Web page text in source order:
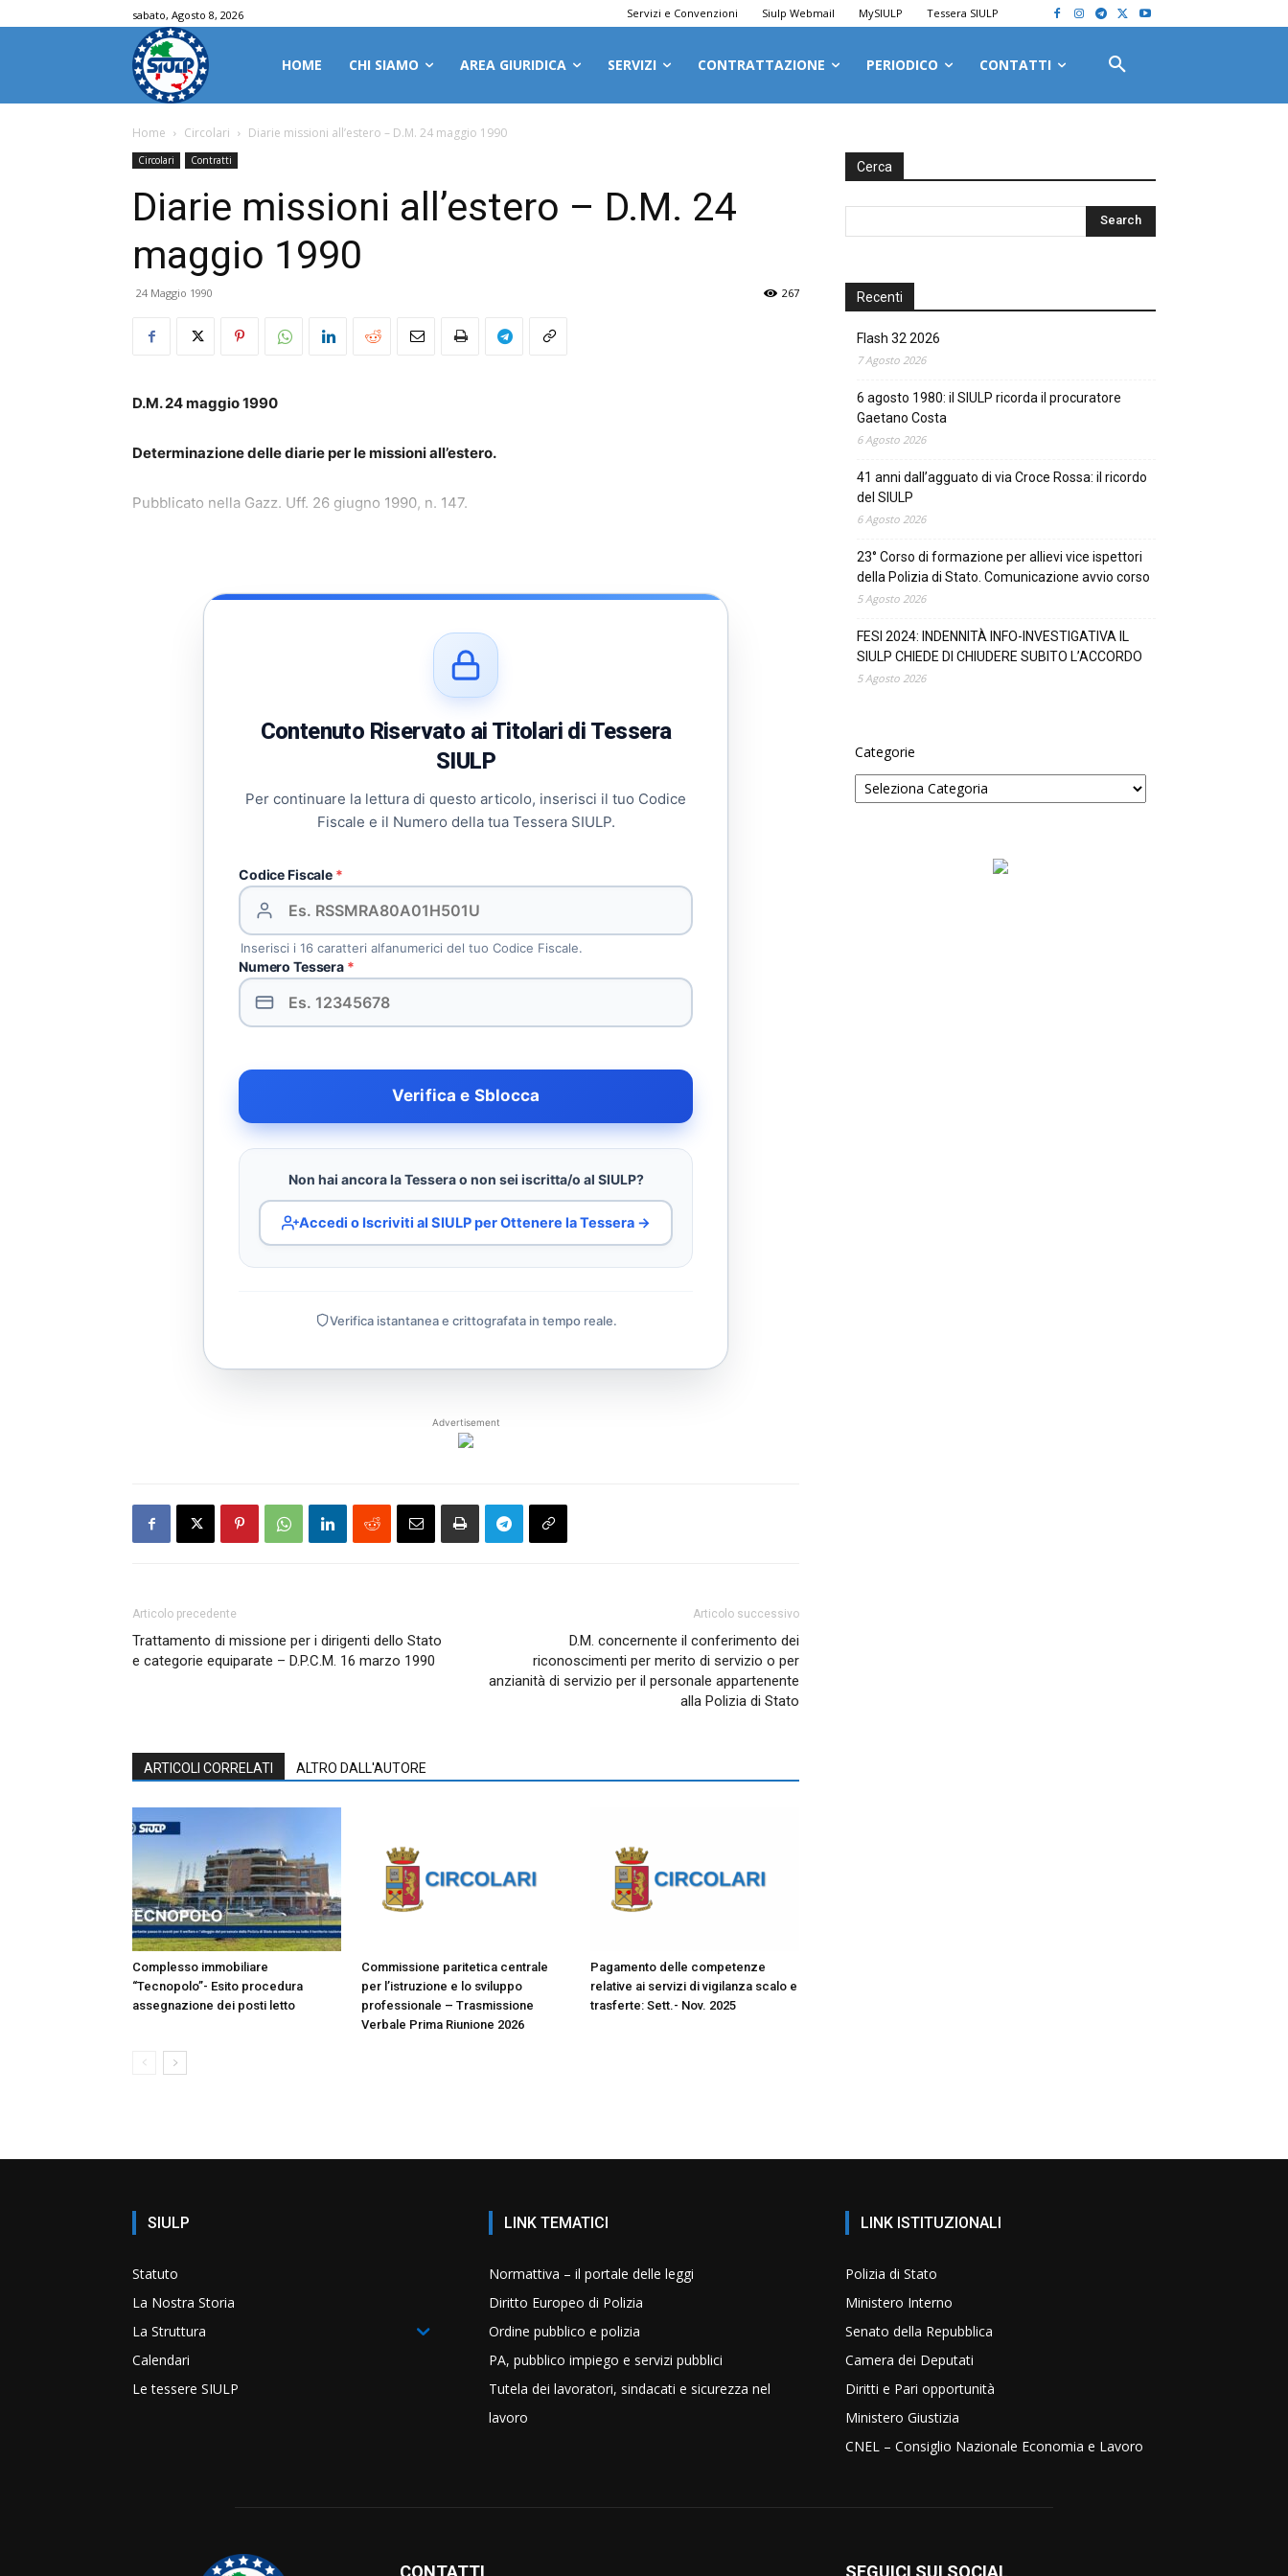
sabato, Agosto 8, 2026 Servizi e Convenzioni Siulp Webmail MySIULP Tessera SIULP
HOME CHI SIAMO AREA GIURIDICA SERVIZI CONTRATTAZIONE PERIODICO CONTATTI
Home Circolari Diarie missioni all’estero – D.M. 24 maggio 1990
Circolari Contratti
Diarie missioni all’estero – D.M. 24
maggio 1990
24 Maggio 1990 267
D.M. 24 maggio 1990
Determinazione delle diarie per le missioni all’estero.
Pubblicato nella Gazz. Uff. 26 giugno 1990, n. 147.
Contenuto Riservato ai Titolari di Tessera
SIULP
Per continuare la lettura di questo articolo, inserisci il tuo Codice
Fiscale e il Numero della tua Tessera SIULP.
Codice Fiscale *
Inserisci i 16 caratteri alfanumerici del tuo Codice Fiscale.
Numero Tessera *
Verifica e Sblocca
Non hai ancora la Tessera o non sei iscritta/o al SIULP?
Accedi o Iscriviti al SIULP per Ottenere la Tessera →
Verifica istantanea e crittografata in tempo reale.
Advertisement
Articolo precedente
Trattamento di missione per i dirigenti dello Stato
e categorie equiparate – D.P.C.M. 16 marzo 1990
Articolo successivo
D.M. concernente il conferimento dei
riconoscimenti per merito di servizio o per
anzianità di servizio per il personale appartenente
alla Polizia di Stato
ARTICOLI CORRELATI ALTRO DALL'AUTORE
Complesso immobiliare
“Tecnopolo”- Esito procedura
assegnazione dei posti letto
Commissione paritetica centrale
per l’istruzione e lo sviluppo
professionale – Trasmissione
Verbale Prima Riunione 2026
Pagamento delle competenze
relative ai servizi di vigilanza scalo e
trasferte: Sett.- Nov. 2025
Cerca
Recenti
Flash 32 2026
7 Agosto 2026
6 agosto 1980: il SIULP ricorda il procuratore
Gaetano Costa
6 Agosto 2026
41 anni dall’agguato di via Croce Rossa: il ricordo
del SIULP
6 Agosto 2026
23° Corso di formazione per allievi vice ispettori
della Polizia di Stato. Comunicazione avvio corso
5 Agosto 2026
FESI 2024: INDENNITÀ INFO-INVESTIGATIVA IL
SIULP CHIEDE DI CHIUDERE SUBITO L’ACCORDO
5 Agosto 2026
Categorie
SIULP
Statuto
La Nostra Storia
La Struttura
Calendari
Le tessere SIULP
LINK TEMATICI
Normattiva – il portale delle leggi
Diritto Europeo di Polizia
Ordine pubblico e polizia
PA, pubblico impiego e servizi pubblici
Tutela dei lavoratori, sindacati e sicurezza nel
lavoro
LINK ISTITUZIONALI
Polizia di Stato
Ministero Interno
Senato della Repubblica
Camera dei Deputati
Diritti e Pari opportunità
Ministero Giustizia
CNEL – Consiglio Nazionale Economia e Lavoro
CONTATTI SEGUICI SUI SOCIAL